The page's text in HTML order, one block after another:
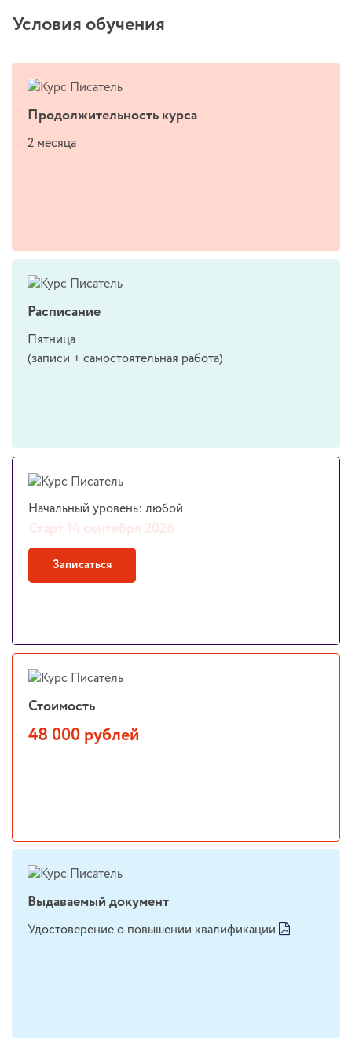
Условия обучения
Продолжительность курса
2 месяца
Расписание
Пятница
(записи + самостоятельная работа)
Начальный уровень: любой
Старт 14 сентября 2026
Записаться
Стоимость
48 000 рублей
Выдаваемый документ
Удостоверение о повышении квалификации